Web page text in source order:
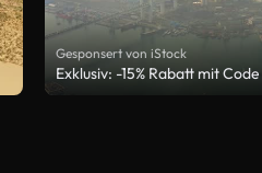
Gesponsert von iStock
Exklusiv: -15% Rabatt mit Code